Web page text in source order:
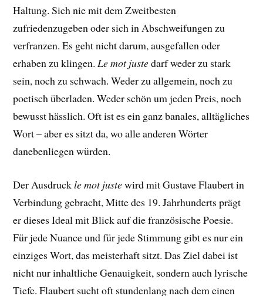
Haltung. Sich nie mit dem Zweitbesten
zufriedenzugeben oder sich in Abschweifungen zu
verfranzen. Es geht nicht darum, ausgefallen oder
erhaben zu klingen. Le mot justedarf weder zu stark
sein, noch zu schwach. Weder zu allgemein, noch zu
poetisch überladen. Weder schön um jeden Preis, noch
bewusst hässlich. Oft ist es ein ganz banales, alltägliches
Wort – aber es sitzt da, wo alle anderen Wörter
danebenliegen würden.
Der Ausdruckle mot justewird mit Gustave Flaubert in
Verbindung gebracht, Mitte des 19. Jahrhunderts prägt
er dieses Ideal mit Blick auf die französische Poesie.
Für jede Nuance und für jede Stimmung gibt es nur ein
einziges Wort, das meisterhaft sitzt. Das Ziel dabei ist
nicht nur inhaltliche Genauigkeit, sondern auch lyrische
Tiefe. Flaubert sucht oft stundenlang nach dem einen